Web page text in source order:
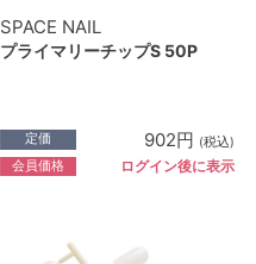
SPACE NAIL
プライマリーチップS 50P
定価 902円 (税込)
会員価格 ログイン後に表示